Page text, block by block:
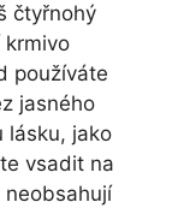
čtyřnohý
krmivo
používáte
jasného
lásku, jako
vsadit na
neobsahují